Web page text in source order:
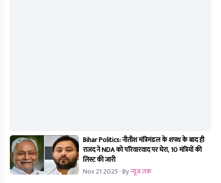
Bihar Politics: नीतीश मंत्रिमंडल के शपथ के बाद ही
राजद ने NDA को परिवारवाद पर घेरा, 10 मंत्रियों की
लिस्ट की जारी
Nov 21 2025 · Byन्यूज तक